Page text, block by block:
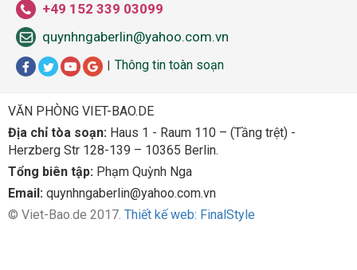
+49 152 339 03099
quynhngaberlin@yahoo.com.vn
Thông tin toàn soạn
VĂN PHÒNG VIET-BAO.DE
Địa chỉ tòa soạn: Haus 1 - Raum 110 – (Tầng trệt) -
Herzberg Str 128-139 – 10365 Berlin.
Tổng biên tập: Phạm Quỳnh Nga
Email: quynhngaberlin@yahoo.com.vn
© Viet-Bao.de 2017. Thiết kế web: FinalStyle